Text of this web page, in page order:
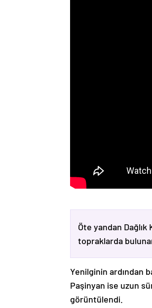
Öte yandan Dağlık
topraklarda
Yenilginin ardından
Paşinyan ise uzun
görüntülendi.